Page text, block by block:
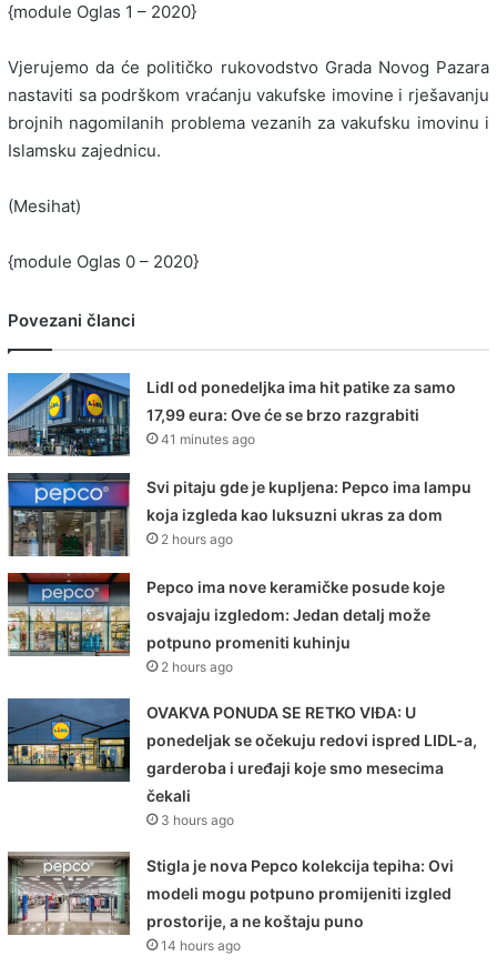
{module Oglas 1 – 2020}
Vjerujemo da će političko rukovodstvo Grada Novog Pazara
nastaviti sa podrškom vraćanju vakufske imovine i rješavanju
brojnih nagomilanih problema vezanih za vakufsku imovinu i
Islamsku zajednicu.
(Mesihat)
{module Oglas 0 – 2020}
Povezani članci
Lidl od ponedeljka ima hit patike za samo
17,99 eura: Ove će se brzo razgrabiti
41 minutes ago
Svi pitaju gde je kupljena: Pepco ima lampu
koja izgleda kao luksuzni ukras za dom
2 hours ago
Pepco ima nove keramičke posude koje
osvajaju izgledom: Jedan detalj može
potpuno promeniti kuhinju
2 hours ago
OVAKVA PONUDA SE RETKO VIĐA: U
ponedeljak se očekuju redovi ispred LIDL-a,
garderoba i uređaji koje smo mesecima
čekali
3 hours ago
Stigla je nova Pepco kolekcija tepiha: Ovi
modeli mogu potpuno promijeniti izgled
prostorije, a ne koštaju puno
14 hours ago